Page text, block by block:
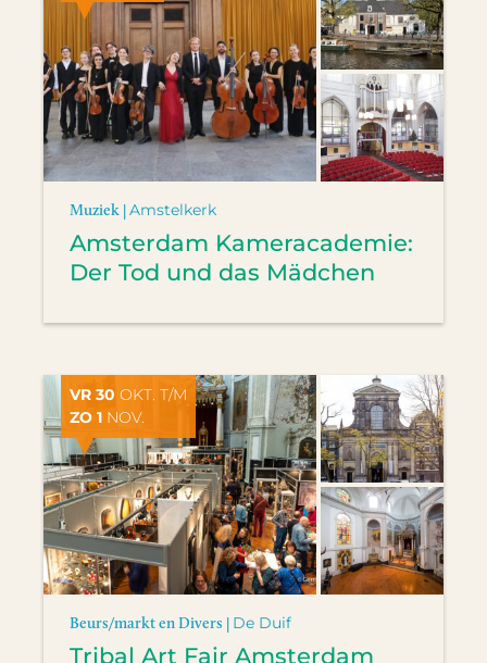
Muziek |Amstelkerk
Amsterdam Kameracademie:
Der Tod und das Mädchen
VR 30 OKT. T/M
ZO 1 NOV.
Beurs/markt en Divers | De Duif
Tribal Art Fair Amsterdam